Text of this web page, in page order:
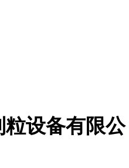
设备有限公